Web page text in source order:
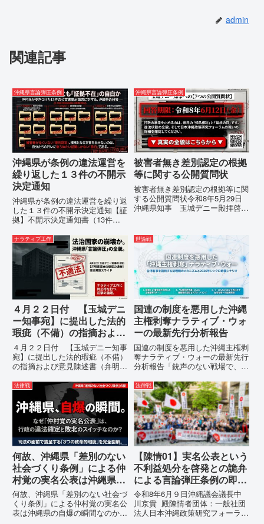
admin
関連記事
沖縄県言論弾圧条例
沖縄県が条例の違法運営を
繰り返した１３件の不開示
決定通知
沖縄県が条例の違法運営を繰り返
した１３件の不開示決定通知【証
拠】不開示決定通知書（13件）
が請求した「差別認定の根拠」に
対し、県は全て非開示・存否応答
拒否を突きつけました。これは、
彼らが行政手続きの正当性を失
沖縄県言論弾圧条例
被害者無き差別認定の根拠
等に関する公開質問状
被害者無き差別認定の根拠等に関
する公開質問状令和8年5月29日
沖縄県知事 玉城デニー殿拝啓貴
ます。私は、適正な意見陳述（弁
明）を行うにあたり、沖縄県行政
手続条例第28条で定められた...
ナラティブ工作
４月２２日付 【玉城デニ
ー知事宛】に提出した法的
瑕疵（不備）の指摘および
意見陳述書（弁明書）提出
の留保の通告
４月２２日付 【玉城デニー知事
宛】に提出した法的瑕疵（不備）
の指摘および意見陳述書（弁明
に、玉城デニー宛に以下の違法状
態の指摘と意見陳述（弁明）留保
の通告を行いました。沖縄県は、
この時は、違法を認めて軌道修正
世論戦
国連の制度を悪用した沖縄
主権剥奪ナラティブ・ウォ
ーの最新先行分析報告
国連の制度を悪用した沖縄主権剥
奪ナラティブ・ウォーの最新先行
分析報告「銃声のない戦場で、日
いる。」現代の戦争は、ミサイル
が飛来する以前に始まっていま
す。国連という国際的な舞台で、
巧妙な「言説（ナラティブ）」が
張...
法律戦
何故、沖縄県「差別のない
社会づくり条例」による仲
村覚の実名公表は沖縄県の
自爆の瞬間なのか？その3
つの理由。
何故、沖縄県「差別のない社会づ
くり条例」による仲村覚の実名公
表は沖縄県の自爆の瞬間なのか？
法律戦
【陳情01】実名公表という
不利益処分を啓発との詭弁
による言論弾圧条例の即時
運用停止を求める陳情
令和8年6月９日沖縄議会議長中
川京貴 殿陳情者団体：一般社団
法人日本沖縄政策研究フォーラム